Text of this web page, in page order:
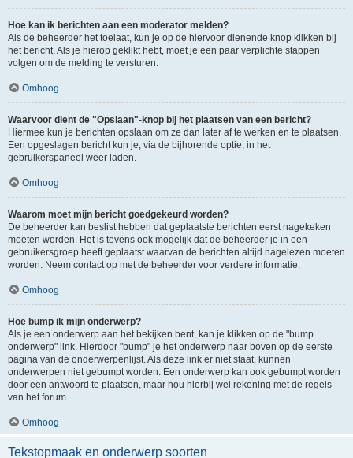
Hoe kan ik berichten aan een moderator melden?
Als de beheerder het toelaat, kun je op de hiervoor dienende knop klikken bij
het bericht. Als je hierop geklikt hebt, moet je een paar verplichte stappen
volgen om de melding te versturen.
Omhoog
Waarvoor dient de "Opslaan"-knop bij het plaatsen van een bericht?
Hiermee kun je berichten opslaan om ze dan later af te werken en te plaatsen.
Een opgeslagen bericht kun je, via de bijhorende optie, in het
gebruikerspaneel weer laden.
Omhoog
Waarom moet mijn bericht goedgekeurd worden?
De beheerder kan beslist hebben dat geplaatste berichten eerst nagekeken
moeten worden. Het is tevens ook mogelijk dat de beheerder je in een
gebruikersgroep heeft geplaatst waarvan de berichten altijd nagelezen moeten
worden. Neem contact op met de beheerder voor verdere informatie.
Omhoog
Hoe bump ik mijn onderwerp?
Als je een onderwerp aan het bekijken bent, kan je klikken op de "bump
onderwerp" link. Hierdoor "bump" je het onderwerp naar boven op de eerste
pagina van de onderwerpenlijst. Als deze link er niet staat, kunnen
onderwerpen niet gebumpt worden. Een onderwerp kan ook gebumpt worden
door een antwoord te plaatsen, maar hou hierbij wel rekening met de regels
van het forum.
Omhoog
Tekstopmaak en onderwerp soorten